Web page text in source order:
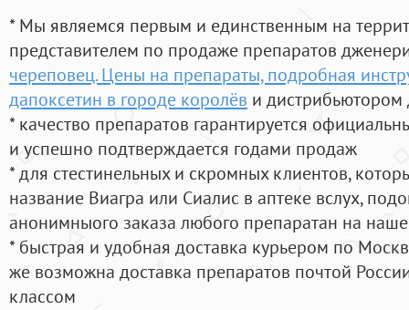
* Мы являемся первым и единственным на
представителем по продаже препаратов
череповец. Цены на препараты, подробная
дапоксетин в городе королёв и дистрибьютором
* качество препаратов гарантируется
и успешно подтверждается годами продаж
* для стестинельных и скромных клиентов,
название Виагра или Сиалис в аптеке вслух,
анонимныого заказа любого препаратан на
* быстрая и удобная доставка курьером по
же возможна доставка препаратов почтой
классом